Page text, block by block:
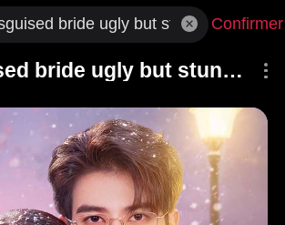
Confirmer
the disguised bride ugly but stunning